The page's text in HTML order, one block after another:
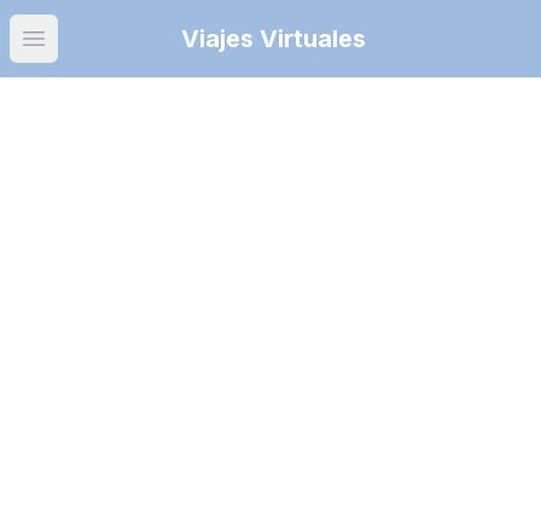
Open main menuViajes Virtuales